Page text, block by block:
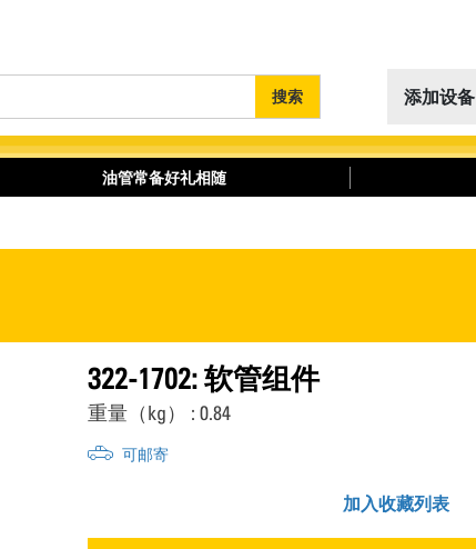
添加设备
搜索
油管常备好礼相随
322-1702: 软管组件
重量（kg） : 0.84
可邮寄
加入收藏列表